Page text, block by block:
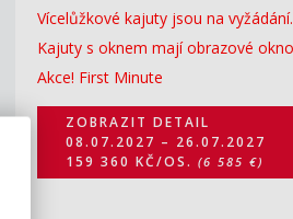
Vícelůžkové kajuty jsou na vyžádání.
Kajuty s oknem mají obrazové
Akce! First Minute
ZOBRAZIT DETAIL
08.07.2027 – 26.07.2027
159 360 KČ/OS.(6 585 €)